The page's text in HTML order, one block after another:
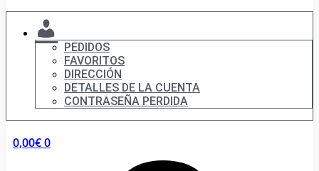
CUENTA
PEDIDOS
FAVORITOS
DIRECCIÓN
DETALLES DE LA CUENTA
CONTRASEÑA PERDIDA
0,00€0